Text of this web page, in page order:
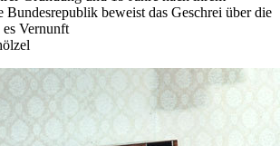
Bundesrepublik beweist das Geschrei über die
Vernunft